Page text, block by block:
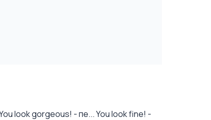
look gorgeous! - пе...You look fine! -